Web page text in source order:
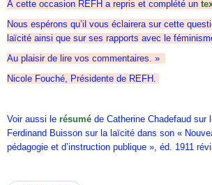
À cette occasion REFH a repris et complété un
Nous espérons qu’il vous éclairera sur cette
laïcité ainsi que sur ses rapports avec le
Au plaisir de lire vos commentaires. »
Nicole Fouché, Présidente de REFH.
Voir aussi le résumé de Catherine Chadefaud sur
Ferdinand Buisson sur la laïcité dans son «
pédagogie et d’instruction publique », éd. 1911